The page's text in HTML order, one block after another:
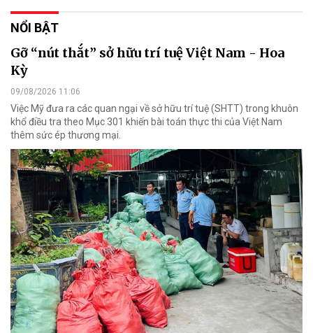
NỔI BẬT
Gỡ “nút thắt” sở hữu trí tuệ Việt Nam - Hoa
Kỳ
09/08/2026 11:06
Việc Mỹ đưa ra các quan ngại về sở hữu trí tuệ (SHTT) trong khuôn
khổ điều tra theo Mục 301 khiến bài toán thực thi của Việt Nam
thêm sức ép thương mại.